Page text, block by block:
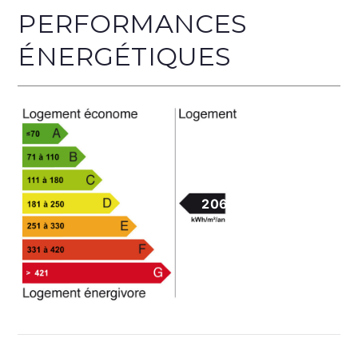
PERFORMANCES
ÉNERGÉTIQUES
206